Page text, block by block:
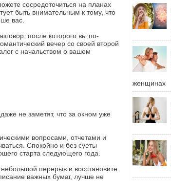
сосредоточиться на планах
быть внимательным к тому, что
вас.
после которого вы по-
вечер со своей второй
с начальством о вашем
не заметят, что за окном уже
вопросами, отчетами и
Спокойно и без суеты
старта следующего года.
небольшой перерыв и восстановите
важных бумаг, лучше не
женщинах